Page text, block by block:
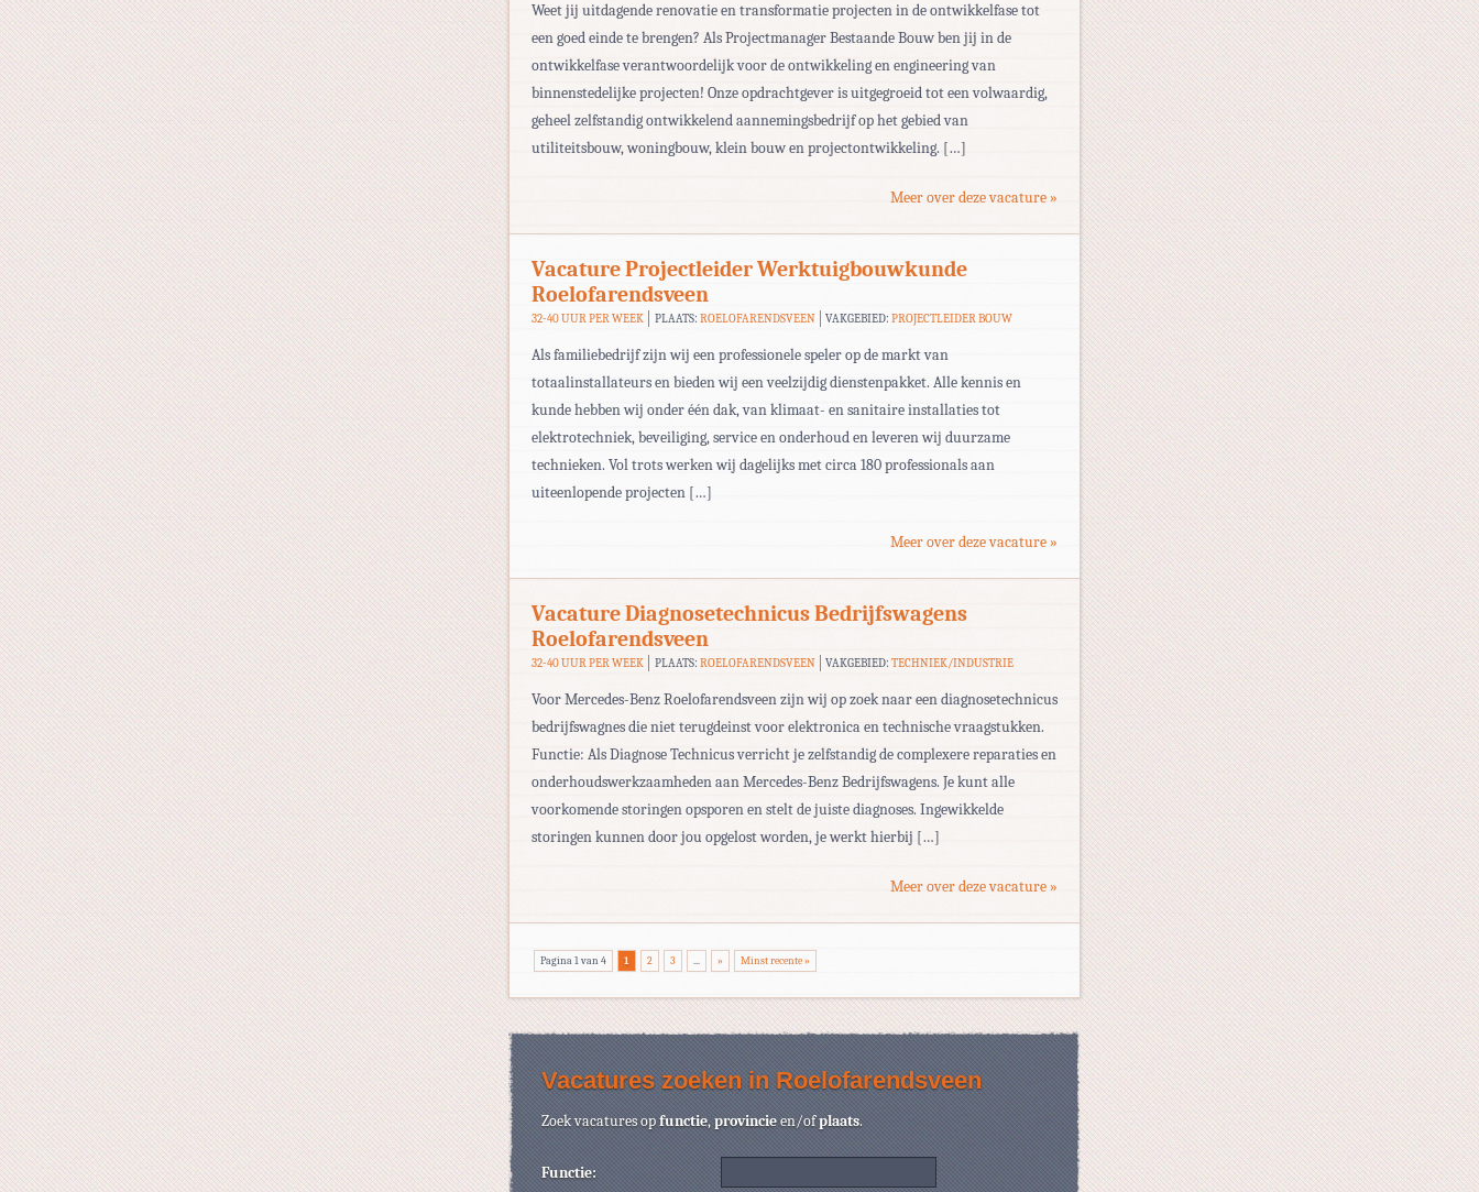
Weet jij uitdagende renovatie en transformatie projecten in de ontwikkelfase tot
een goed einde te brengen? Als Projectmanager Bestaande Bouw ben jij in de
ontwikkelfase verantwoordelijk voor de ontwikkeling en engineering van
binnenstedelijke projecten! Onze opdrachtgever is uitgegroeid tot een volwaardig,
geheel zelfstandig ontwikkelend aannemingsbedrijf op het gebied van
utiliteitsbouw, woningbouw, klein bouw en projectontwikkeling. […]
Meer over deze vacature »
Vacature Projectleider Werktuigbouwkunde
Roelofarendsveen
32-40 UUR PER WEEK PLAATS: ROELOFARENDSVEEN VAKGEBIED:PROJECTLEIDER BOUW
Als familiebedrijf zijn wij een professionele speler op de markt van
totaalinstallateurs en bieden wij een veelzijdig dienstenpakket. Alle kennis en
kunde hebben wij onder één dak, van klimaat- en sanitaire installaties tot
elektrotechniek, beveiliging, service en onderhoud en leveren wij duurzame
technieken. Vol trots werken wij dagelijks met circa 180 professionals aan
uiteenlopende projecten […]
Meer over deze vacature »
Vacature Diagnosetechnicus Bedrijfswagens
Roelofarendsveen
32-40 UUR PER WEEK PLAATS: ROELOFARENDSVEEN VAKGEBIED:TECHNIEK/INDUSTRIE
Voor Mercedes-Benz Roelofarendsveen zijn wij op zoek naar een diagnosetechnicus
bedrijfswagnes die niet terugdeinst voor elektronica en technische vraagstukken.
Functie: Als Diagnose Technicus verricht je zelfstandig de complexere reparaties en
onderhoudswerkzaamheden aan Mercedes-Benz Bedrijfswagens. Je kunt alle
voorkomende storingen opsporen en stelt de juiste diagnoses. Ingewikkelde
storingen kunnen door jou opgelost worden, je werkt hierbij […]
Meer over deze vacature »
Pagina 1 van 4 1 2 3 ... » Minst recente »
Vacatures zoeken in Roelofarendsveen
Zoek vacatures opfunctie,provincieen/ofplaats.
Functie: